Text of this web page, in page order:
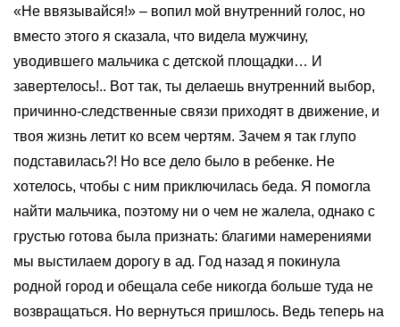
«Не ввязывайся!» – вопил мой внутренний голос, но
вместо этого я сказала, что видела мужчину,
уводившего мальчика с детской площадки… И
завертелось!.. Вот так, ты делаешь внутренний выбор,
причинно-следственные связи приходят в движение, и
твоя жизнь летит ко всем чертям. Зачем я так глупо
подставилась?! Но все дело было в ребенке. Не
хотелось, чтобы с ним приключилась беда. Я помогла
найти мальчика, поэтому ни о чем не жалела, однако с
грустью готова была признать: благими намерениями
мы выстилаем дорогу в ад. Год назад я покинула
родной город и обещала себе никогда больше туда не
возвращаться. Но вернуться пришлось. Ведь теперь на